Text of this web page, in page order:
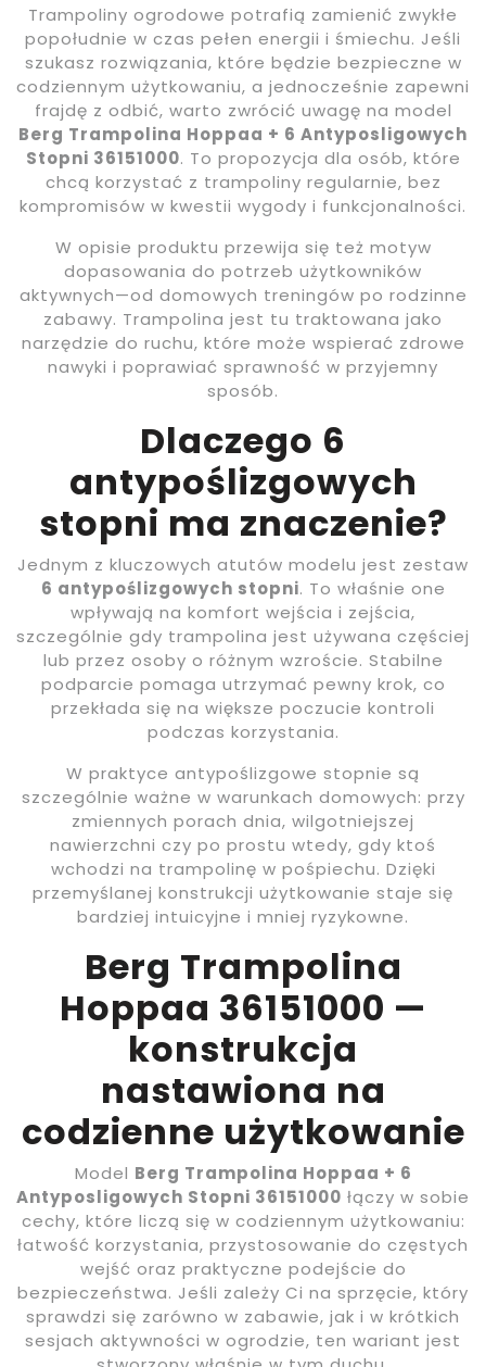
Trampoliny ogrodowe potrafią zamienić zwykłe
popołudnie w czas pełen energii i śmiechu. Jeśli
szukasz rozwiązania, które będzie bezpieczne w
codziennym użytkowaniu, a jednocześnie zapewni
frajdę z odbić, warto zwrócić uwagę na model
Berg Trampolina Hoppaa + 6 Antyposligowych
Stopni 36151000. To propozycja dla osób, które
chcą korzystać z trampoliny regularnie, bez
kompromisów w kwestii wygody i funkcjonalności.
W opisie produktu przewija się też motyw
dopasowania do potrzeb użytkowników
aktywnych—od domowych treningów po rodzinne
zabawy. Trampolina jest tu traktowana jako
narzędzie do ruchu, które może wspierać zdrowe
nawyki i poprawiać sprawność w przyjemny
sposób.
Dlaczego 6
antypoślizgowych
stopni ma znaczenie?
Jednym z kluczowych atutów modelu jest zestaw
6 antypoślizgowych stopni. To właśnie one
wpływają na komfort wejścia i zejścia,
szczególnie gdy trampolina jest używana częściej
lub przez osoby o różnym wzroście. Stabilne
podparcie pomaga utrzymać pewny krok, co
przekłada się na większe poczucie kontroli
podczas korzystania.
W praktyce antypoślizgowe stopnie są
szczególnie ważne w warunkach domowych: przy
zmiennych porach dnia, wilgotniejszej
nawierzchni czy po prostu wtedy, gdy ktoś
wchodzi na trampolinę w pośpiechu. Dzięki
przemyślanej konstrukcji użytkowanie staje się
bardziej intuicyjne i mniej ryzykowne.
Berg Trampolina
Hoppaa 36151000 —
konstrukcja
nastawiona na
codzienne użytkowanie
Model Berg Trampolina Hoppaa + 6
Antyposligowych Stopni 36151000 łączy w sobie
cechy, które liczą się w codziennym użytkowaniu:
łatwość korzystania, przystosowanie do częstych
wejść oraz praktyczne podejście do
bezpieczeństwa. Jeśli zależy Ci na sprzęcie, który
sprawdzi się zarówno w zabawie, jak i w krótkich
sesjach aktywności w ogrodzie, ten wariant jest